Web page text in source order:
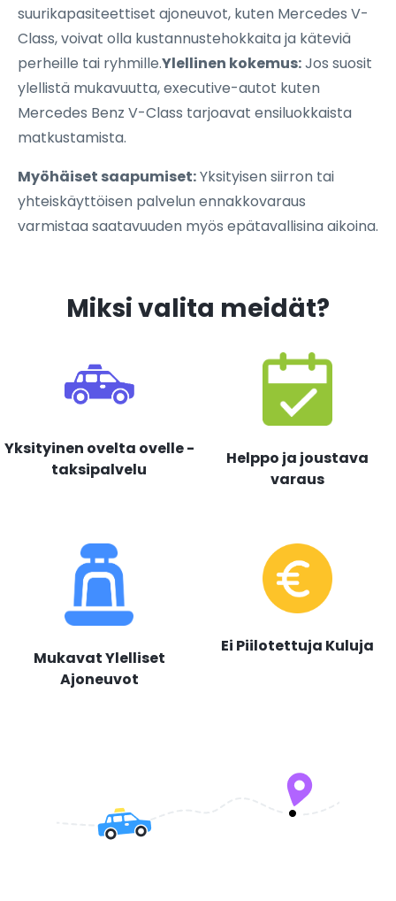
suurikapasiteettiset ajoneuvot, kuten Mercedes V-
Class, voivat olla kustannustehokkaita ja käteviä
perheille tai ryhmille.Ylellinen kokemus:Jos suosit
ylellistä mukavuutta, executive-autot kuten
Mercedes Benz V-Class tarjoavat ensiluokkaista
matkustamista.
Myöhäiset saapumiset:Yksityisen siirron tai
yhteiskäyttöisen palvelun ennakkovaraus
varmistaa saatavuuden myös epätavallisina aikoina.
Miksi valita meidät?
Yksityinen ovelta ovelle -
taksipalvelu
Helppo ja joustava
varaus
Mukavat Ylelliset
Ajoneuvot
Ei Piilotettuja Kuluja